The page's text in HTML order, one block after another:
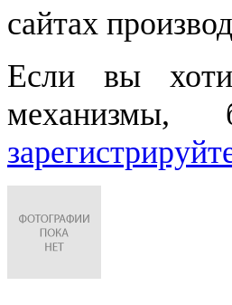
сайтах
Если вы
механизмы,